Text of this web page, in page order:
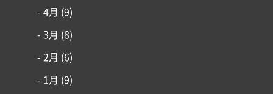
コンセプト
- 4月 (9)
- 3月 (8)
- 2月 (6)
- 1月 (9)